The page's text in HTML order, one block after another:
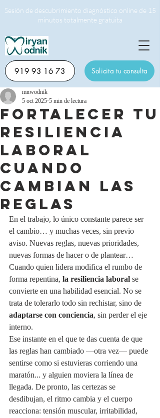
Solicita tu consulta
919 93 16 73
Sesión de descubrimiento diagnóstico online de 15
minutos totalmente gratuita
FORTALECER TU
RESILIENCIA
LABORAL
CUANDO
CAMBIAN LAS
REGLAS
mnwodnik
5 oct 2025 5 min de lectura
En el trabajo, lo único constante parece ser
el cambio… y muchas veces, sin previo
aviso. Nuevas reglas, nuevas prioridades,
nuevas formas de hacer o de plantear…
Cuando quien lidera modifica el rumbo de
forma repentina, la resiliencia laboral se
convierte en una habilidad esencial. No se
trata de tolerarlo todo sin rechistar, sino de
adaptarse con conciencia, sin perder el eje
interno.
Ese instante en el que te das cuenta de que
las reglas han cambiado —otra vez— puede
sentirse como si estuvieras corriendo una
maratón... y alguien moviera la línea de
llegada. De pronto, las certezas se
desdibujan, el ritmo cambia y el cuerpo
reacciona: tensión muscular, irritabilidad,